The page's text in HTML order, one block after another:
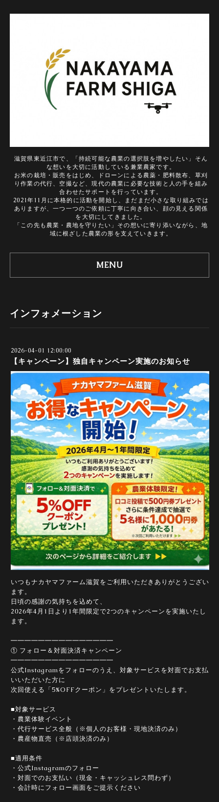
滋賀県東近江市で、「持続可能な農業の選択肢を増やしたい」そん
な想いを大切に活動している兼業農家です。
お米の栽培・販売をはじめ、ドローンによる農薬・肥料散布、草刈
り作業の代行、空撮など、現代の農業に必要な技術と人の手を組み
合わせたサポートを行っています。
2021年11月に本格的に活動を開始し、まだまだ小さな取り組みでは
ありますが、一つ一つのご依頼に丁寧に向き合い、顔の見える関係
を大切にしてきました。
「この先も農業・農地を守りたい」その想いに寄り添いながら、地
域に根ざした農業の形を支えていきます。
MENU
インフォメーション
2026-04-01 12:00:00
【キャンペーン】独自キャンペーン実施のお知らせ
いつもナカヤマファーム滋賀をご利用いただきありがとうござい
ます。
日頃の感謝の気持ちを込めて、
2026年4月1日より1年間限定で2つのキャンペーンを実施いたし
ます。
━━━━━━━━━━━━━━━
① フォロー＆対面決済キャンペーン
━━━━━━━━━━━━━━━
公式Instagramをフォローのうえ、対象サービスを対面でお支払
いいただいた方に
次回使える「5%OFFクーポン」をプレゼントいたします。
■対象サービス
・農業体験イベント
・代行サービス全般（※個人のお客様・現地決済のみ）
・農産物直売（※店頭決済のみ）
■適用条件
・公式Instagramのフォロー
・対面でのお支払い（現金・キャッシュレス問わず）
・会計時にフォロー画面をご提示ください